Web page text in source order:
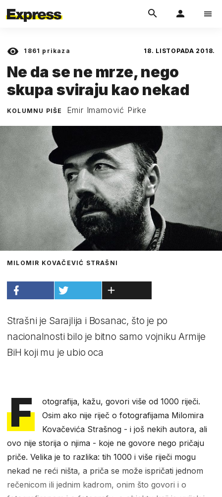
1861 prikaza 18. LISTOPADA 2018.
Ne da se ne mrze, nego
skupa sviraju kao nekad
KOLUMNU PIŠE Emir Imamović Pirke
MILOMIR KOVAČEVIĆ STRAŠNI
Strašni je Sarajlija i Bosanac, što je po
nacionalnosti bilo je bitno samo vojniku Armije
BiH koji mu je ubio oca
F
otografija, kažu, govori više od 1000 riječi.
Osim ako nije riječ o fotografijama Milomira
Kovačevića Strašnog - i još nekih autora, ali
ovo nije storija o njima - koje ne govore nego pričaju
priče. Velika je to razlika: tih 1000 i više riječi mogu
nekad ne reći ništa, a priča se može ispričati jednom
rečenicom ili jednim kadrom, onim što govori i o